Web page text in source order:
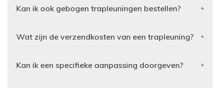
Kan ik ook gebogen trapleuningen bestellen?
Wat zijn de verzendkosten van een trapleuning?
Kan ik een specifieke aanpassing doorgeven?